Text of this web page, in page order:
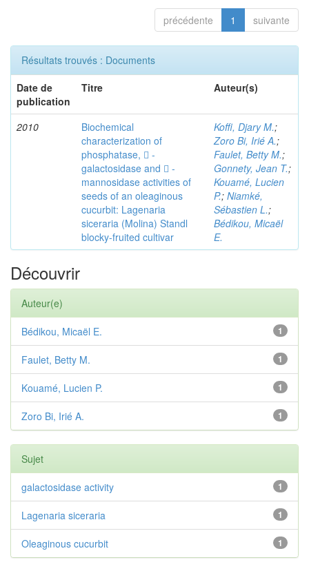
précédente 1 suivante
Résultats trouvés : Documents
Date de
publication
Titre Auteur(s)
2010
Biochemical
characterization of
phosphatase,  -
galactosidase and  -
mannosidase activities of
seeds of an oleaginous
cucurbit: Lagenaria
siceraria (Molina) Standl
blocky-fruited cultivar
Koffi, Djary M.;
Zoro Bi, Irié A.;
Faulet, Betty M.;
Gonnety, Jean T.;
Kouamé, Lucien
P.; Niamké,
Sébastien L.;
Bédikou, Micaël
E.
Découvrir
Auteur(e)
1
Bédikou, Micaël E.
1
Faulet, Betty M.
1
Kouamé, Lucien P.
1
Zoro Bi, Irié A.
Sujet
1
galactosidase activity
1
Lagenaria siceraria
1
Oleaginous cucurbit